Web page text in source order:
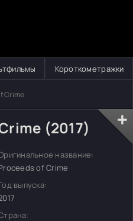
Короткометражки
Crime
(2017)
название:
of Crime
выпуска: